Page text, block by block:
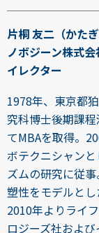
片桐 友二（かた
ノボジーン株式
イレクター
1978年、東京都
究科博士後期課
てMBAを取得。
ボテクニシャン
ズムの研究に従
塑性をモデルとし
2010年よりライ
ロジーズ社およ